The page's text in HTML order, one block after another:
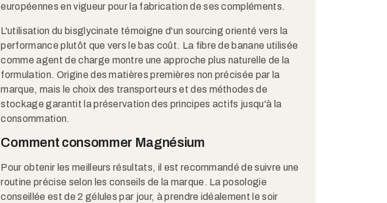
européennes en vigueur pour la fabrication de ses compléments.
L'utilisation du bisglycinate témoigne d'un sourcing orienté vers la
performance plutôt que vers le bas coût. La fibre de banane utilisée
comme agent de charge montre une approche plus naturelle de la
formulation. Origine des matières premières non précisée par la
marque, mais le choix des transporteurs et des méthodes de
stockage garantit la préservation des principes actifs jusqu'à la
consommation.
Comment consommer Magnésium
Pour obtenir les meilleurs résultats, il est recommandé de suivre une
routine précise selon les conseils de la marque. La posologie
conseillée est de 2 gélules par jour, à prendre idéalement le soir